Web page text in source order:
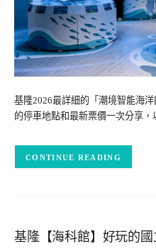
基隆2026最詳細的「潮境智能海
的停車地點和最新票價一次分享
CONTINUE READING
基隆【海科館】好玩的